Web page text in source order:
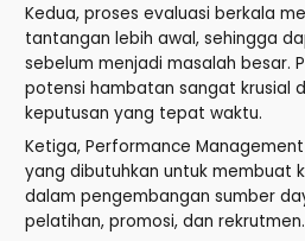
Kedua, proses evaluasi berkala
tantangan lebih awal, sehingga
sebelum menjadi masalah besar.
potensi hambatan sangat krusial
keputusan yang tepat waktu.
Ketiga, Performance
yang dibutuhkan untuk membuat
dalam pengembangan sumber
pelatihan, promosi, dan rekrutmen.